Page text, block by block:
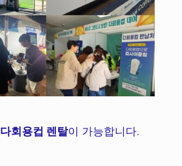
다회용컵 렌탈이 가능합니다.